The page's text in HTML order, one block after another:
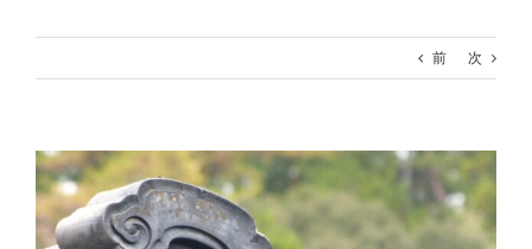
前 次
View
Larger
Image